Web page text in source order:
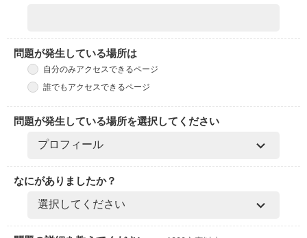
問題が発生している場所は
自分のみアクセスできるページ
誰でもアクセスできるページ
問題が発生している場所を選択してください
なにがありましたか？